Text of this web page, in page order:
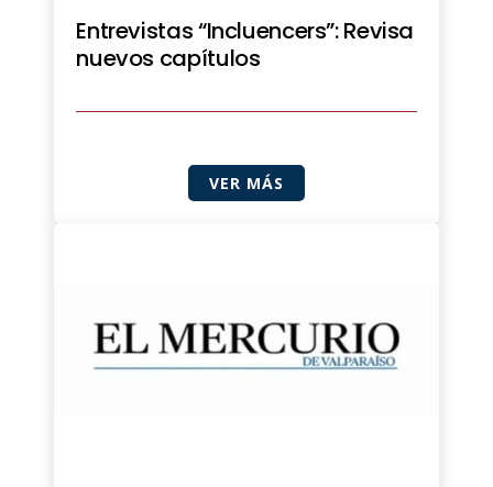
Entrevistas “Incluencers”: Revisa
nuevos capítulos
VER MÁS